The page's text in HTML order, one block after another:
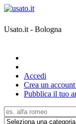
Usato.it - Bologna
Accedi
Crea un
Pubblica il tuo